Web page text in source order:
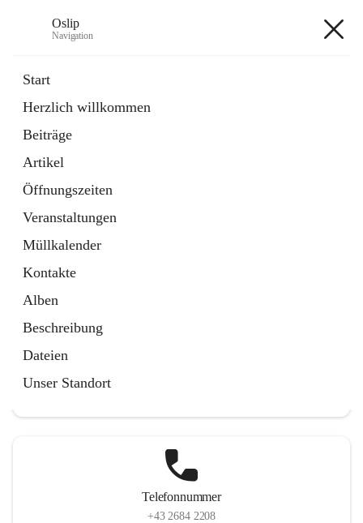
Oslip
Navigation
Start
Herzlich willkommen
Beiträge
Artikel
Öffnungszeiten
Veranstaltungen
Müllkalender
Kontakte
Alben
Beschreibung
Dateien
Unser Standort
Externe Webseite
in
Tab
Bundeskanzleramt Österreich
Externe Webseite
öffnet
in
neuem
Tab
Telefonnummer
+43 2684 2208